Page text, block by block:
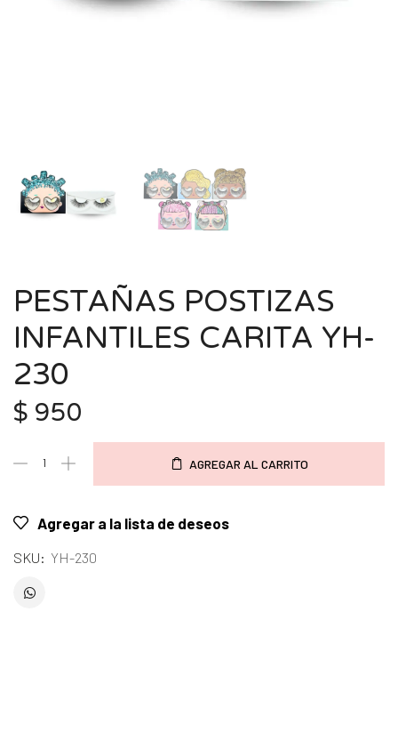
PESTAÑAS POSTIZAS
INFANTILES CARITA YH-
230
$ 950
AGREGAR AL CARRITO
Agregar a la lista de deseos
SKU: YH-230